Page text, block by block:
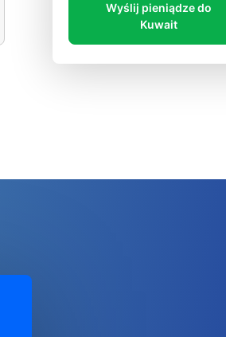
Wyślij pieniądze do
Kuwait